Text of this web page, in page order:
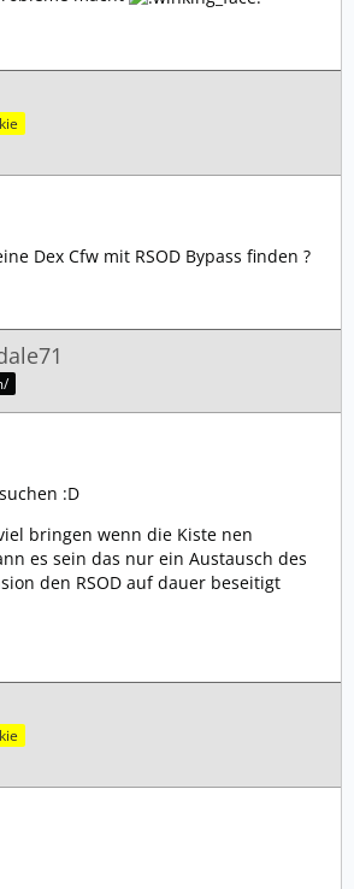
Dex Cfw mit RSOD Bypass finden ?
:D
bringen wenn die Kiste nen
es sein das nur ein Austausch des
den RSOD auf dauer beseitigt